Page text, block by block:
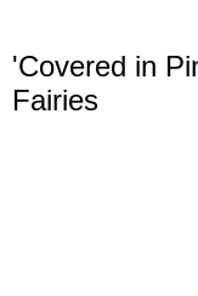
'Covered in
Fairies